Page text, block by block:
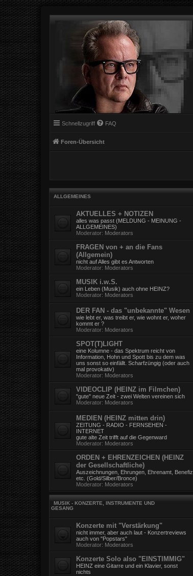
Schnellzugriff FAQ
Foren-Übersicht
ALLGEMEINES
AKTUELLES + NOTIZEN
alles was passt (MELDUNG - MEINUNG -
ALLGEMEINES)
Moderator: Moderators
FRAGEN von + an die Fans
(Allgemein)
nicht auf Alles gibt es Antworten
Moderator: Moderators
MUSIK i.w.S.
ein Leben (Musik) auch ohne HEINZ?
Moderator: Moderators
DER FAN - das "unbekannte" Wesen
wie lebt er, was treibt er, wie wohnt er, woher
kommt er ?
Moderator: Moderators
SPOT(T)LIGHT
eine Kolumne - das Spektrum reicht von
Information, Hohn und Spott bis zu dem was
uns sonst so einfällt. Scharfzüngig (oder auch
mal provokativ)
Moderator: Moderators
VIDEOCLIP (HEINZ im Filmchen)
"gute" neue Zeit - zwei Welten vereinen sich
Moderator: Moderators
MEDIEN (HEINZ mitten drin)
ZEITUNG - RADIO - FERNSEHEN -
INTERNET
gute alte Zeit trifft auf die Gegenward
Moderator: Moderators
ORDEN + EHRENZEICHEN (HEINZ
der Gesellschaftliche)
Auszeichnungen, Ehrungen, Ehrenamt, Benefiz
etc. (Gold/Silber/Bronce)
Moderator: Moderators
MUSIK - KONZERTE, INSTRUMENTE UND
GESANG
Konzerte mit "Verstärkung"
nicht immer, aber auch laut - Konzertreviews
auch von "Popstars"
Moderator: Moderators
Konzerte Solo also "EINSTIMMIG"
HEINZ eine Gitarre und ein Klavier, sonst
nichts